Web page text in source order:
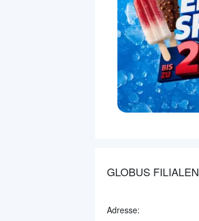
GLOBUS FILIALEN
Adresse: